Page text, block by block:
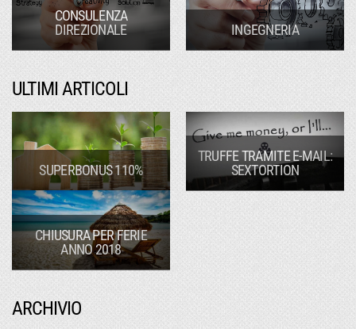
CONSULENZA
DIREZIONALE
INGEGNERIA
ULTIMI ARTICOLI
SUPERBONUS 110%
TRUFFE TRAMITE E-MAIL:
SEXTORTION
CHIUSURA PER FERIE
ANNO 2018
ARCHIVIO